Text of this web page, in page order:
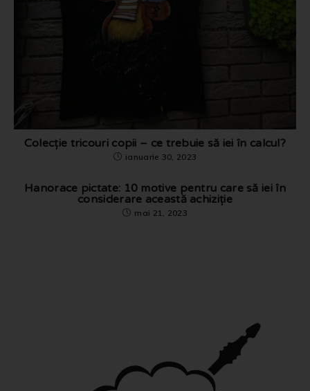
Colecție tricouri copii – ce trebuie să iei în calcul?
ianuarie 30, 2023
Hanorace pictate: 10 motive pentru care să iei în
considerare această achiziție
mai 21, 2023